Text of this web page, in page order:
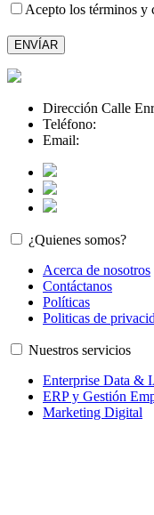
Acepto los términos y
leave
this
field
Dirección Calle
Teléfono:
Email:
¿Quienes somos?
Acerca de nosotros
Contáctanos
Políticas
Politicas de
Nuestros servicios
Enterprise Data &
ERP y Gestión
Marketing Digital